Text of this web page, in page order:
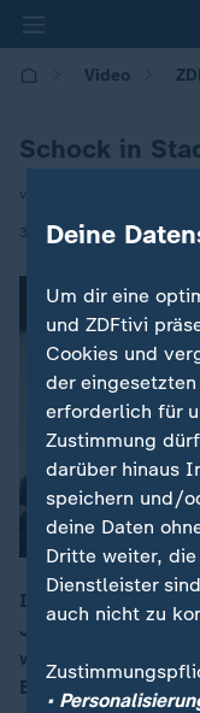
Video
Schock in
von Svenja Bergerhoff
30.06.2026 | 12:00
In Stade erschießt
Jugendeinrichtung
waren
Ermittler derzeit
Deine
Um dir eine
und ZDFtivi
Cookies und
der
erforderlich für
Zustimmung
darüber hinaus
speichern und/
deine Daten
Dritte weiter,
Dienstleister
auch nicht zu
•